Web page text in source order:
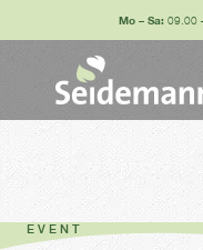
Mo – Sa: 09.00
EVENT